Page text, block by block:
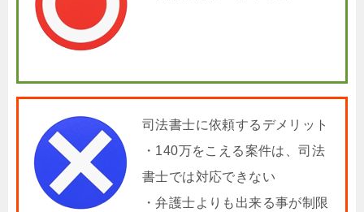
司法書士に依頼するデメリット
・140万をこえる案件は、司法
書士では対応できない
・弁護士よりも出来る事が制限